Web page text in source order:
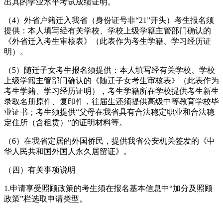
出具的学业水平考试成绩证明。
（4）外省户籍迁入我省（身份证号非“21”开头）考生报名须
提供：本人填写经有关学校、学校上级学籍主管部门确认的
《外省迁入考生审核表》（此表作为考生学籍、学习经历证
明）。
（5）随迁子女考生报名须提供：本人填写经有关学校、学校
上级学籍主管部门确认的《随迁子女考生审核表》（此表作为
考生学籍、学习经历证明），考生学籍所在学校提供考生新生
录取名册原件、复印件，往届生还须提供高级中等教育学校毕
业证书；考生须提供“父母在我省具有合法稳定职业和合法稳
定住所（含租赁）”的证明材料等。
（6）在我省定居的外国侨民，提供我省公安机关签发的《中
华人民共和国外国人永久居留证》。
（四）有关事项说明
1.申请享受照顾政策的考生须在报名基本信息中“加分及照顾
政策”栏选取申请类型。